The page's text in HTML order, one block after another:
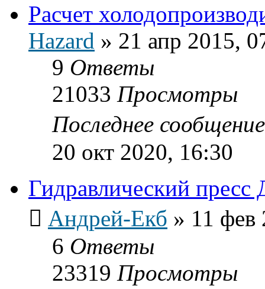
Расчет
Hazard » 21 апр 2015,
9 Ответы
21033 Просмотры
Последнее
20 окт 2020, 16:30
Гидравлический пресс
Андрей-Екб » 11 фев
6 Ответы
23319 Просмотры